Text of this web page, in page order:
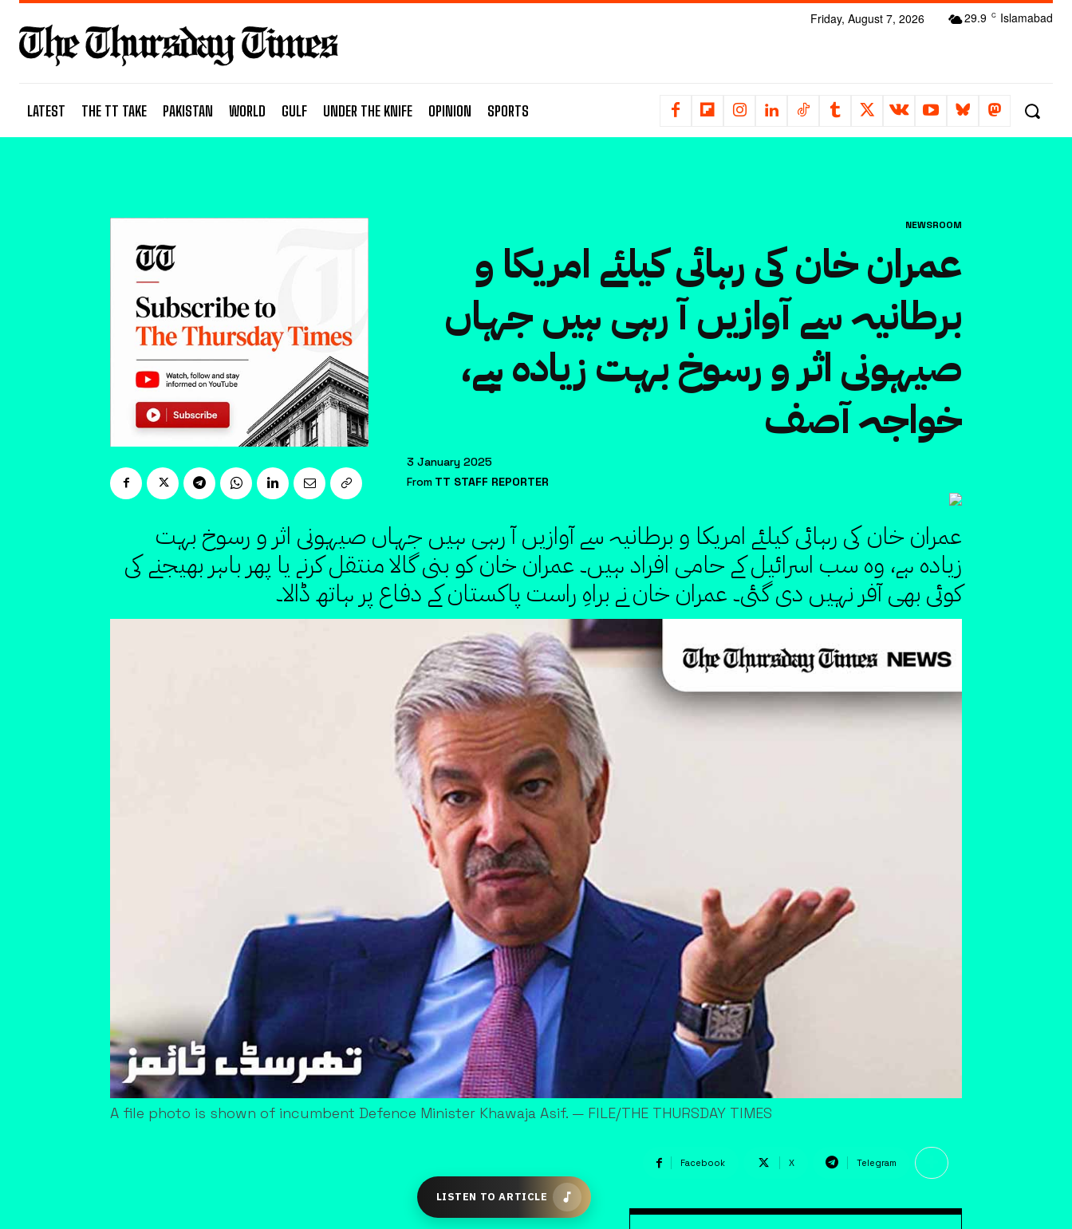
29.9 C Islamabad
Friday, August 7, 2026
LATEST THE TT TAKE PAKISTAN WORLD GULF UNDER THE KNIFE OPINION SPORTS
NEWSROOM
عمران خان کی رہائی کیلئے امریکا و
برطانیہ سے آوازیں آ رہی ہیں جہاں
صیہونی اثر و رسوخ بہت زیادہ ہے،
خواجہ آصف
3 January 2025
From TT STAFF REPORTER
عمران خان کی رہائی کیلئے امریکا و برطانیہ سے آوازیں آ رہی ہیں جہاں صیہونی اثر و رسوخ بہت
زیادہ ہے، وہ سب اسرائیل کے حامی افراد ہیں۔ عمران خان کو بنی گالا منتقل کرنے یا پھر باہر بھیجنے کی
کوئی بھی آفر نہیں دی گئی۔ عمران خان نے براہِ راست پاکستان کے دفاع پر ہاتھ ڈالا۔
A file photo is shown of incumbent Defence Minister Khawaja Asif. — FILE/THE THURSDAY TIMES
LISTEN TO ARTICLE
Facebook X Telegram